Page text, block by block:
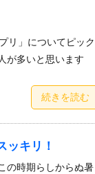
リ」についてピック
が多いと思います
続きを読む
ッキリ！
の時期らしからぬ暑